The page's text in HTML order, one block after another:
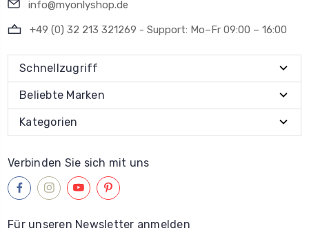
info@myonlyshop.de
+49 (0) 32 213 321269 - Support: Mo–Fr 09:00 – 16:00
Schnellzugriff
Beliebte Marken
Kategorien
Verbinden Sie sich mit uns
Für unseren Newsletter anmelden